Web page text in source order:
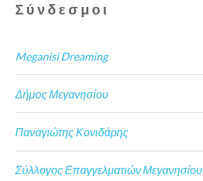
Σύνδεσμοι
Meganisi Dreaming
Δήμος Μεγανησίου
Παναγιώτης Κονιδάρης
Σύλλογος Επαγγελματιών Μεγανησίου